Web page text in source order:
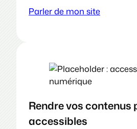
Parler de mon site
Rendre vos contenus
accessibles